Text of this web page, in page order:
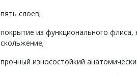
пять слоев;
покрытие из функционального
скольжение;
прочный износостойкий